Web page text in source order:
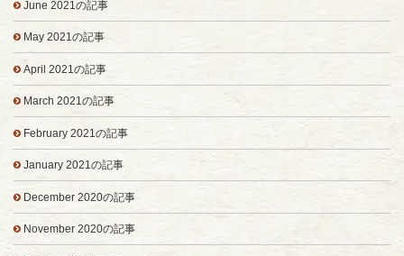
June 2021の記事
May 2021の記事
April 2021の記事
March 2021の記事
February 2021の記事
January 2021の記事
December 2020の記事
November 2020の記事